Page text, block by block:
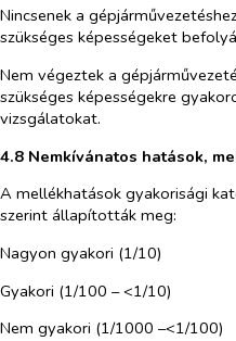
Nincsenek a
szükséges képességeket
Nem végeztek a
szükséges képességekre
vizsgálatokat.
4.8 Nemkívánatos hatások,
A mellékhatások gyakorisági
szerint állapították meg:
Nagyon gyakori (1/10)
Gyakori (1/100 – <1/10)
Nem gyakori (1/1000 –<1/100)